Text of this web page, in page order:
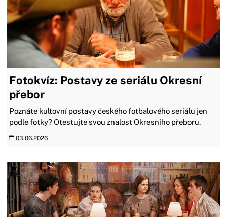
Fotokvíz: Postavy ze seriálu Okresní
přebor
Poznáte kultovní postavy českého fotbalového seriálu jen
podle fotky? Otestujte svou znalost Okresního přeboru.
03.06.2026